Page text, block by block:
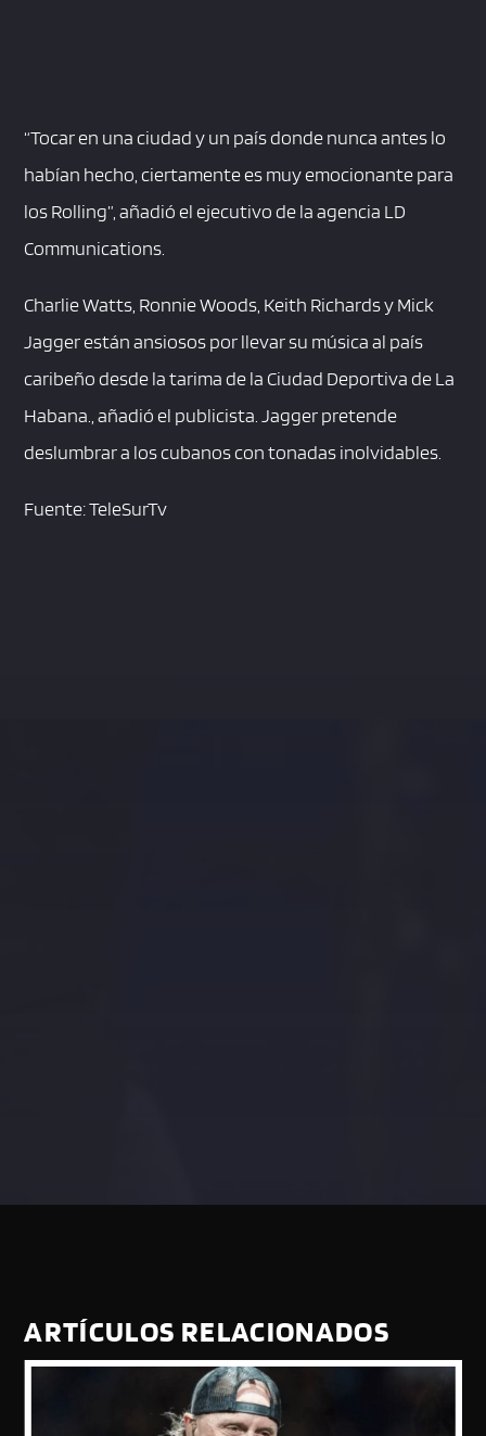
“Tocar en una ciudad y un país donde nunca antes lo
habían hecho, ciertamente es muy emocionante para
los Rolling”, añadió el ejecutivo de la agencia LD
Communications.
Charlie Watts, Ronnie Woods, Keith Richards y Mick
Jagger están ansiosos por llevar su música al país
caribeño desde la tarima de la Ciudad Deportiva de La
Habana., añadió el publicista. Jagger pretende
deslumbrar a los cubanos con tonadas inolvidables.
Fuente: TeleSurTv
ARTÍCULOS RELACIONADOS